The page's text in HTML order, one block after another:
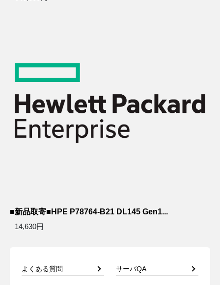
■新品取寄■HPE P78764-B21 DL145 Gen1...
14,630円
よくある質問 サーバQA